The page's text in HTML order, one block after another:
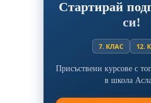
Стартирай
си!
7. КЛАС 12.
Присъствени курсове с
в школа